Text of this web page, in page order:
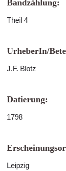
Bandzählung:
Theil 4
UrheberIn/
J.F. Blotz
Datierung:
1798
Leipzig